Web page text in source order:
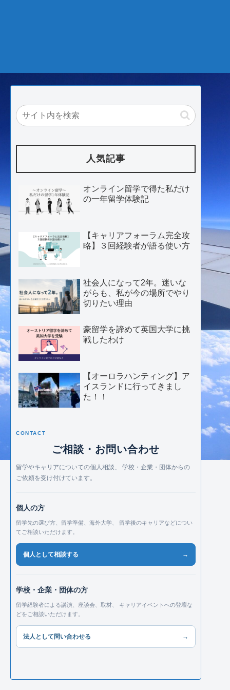
人気記事
オンライン留学で得た私だけ
の一年留学体験記
【キャリアフォーラム完全攻
略】３回経験者が語る使い方
社会人になって2年。迷いな
がらも、私が今の場所でやり
切りたい理由
豪留学を諦めて英国大学に挑
戦したわけ
【オーロラハンティング】ア
イスランドに行ってきまし
た！！
CONTACT
ご相談・お問い合わせ
留学やキャリアについての個人相談、 学校・企業・団体からの
ご依頼を受け付けています。
個人の方
留学先の選び方、留学準備、海外大学、 留学後のキャリアなどについ
てご相談いただけます。
個人として相談する →
学校・企業・団体の方
留学経験者による講演、座談会、取材、 キャリアイベントへの登壇な
どをご相談いただけます。
法人として問い合わせる →